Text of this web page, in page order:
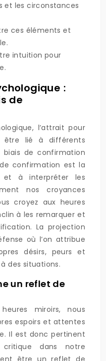
et les circonstances
ces éléments et
intuition pour
:
de
l’attrait pour
être lié à différents
biais de confirmation
confirmation est la
et à interpréter les
nos croyances
croyez aux heures
à les remarquer et
La projection
où l’on attribue
désirs, peurs et
des situations.
un reflet de
miroirs, nous
espoirs et attentes
Il est donc pertinent
dans notre
être un reflet de